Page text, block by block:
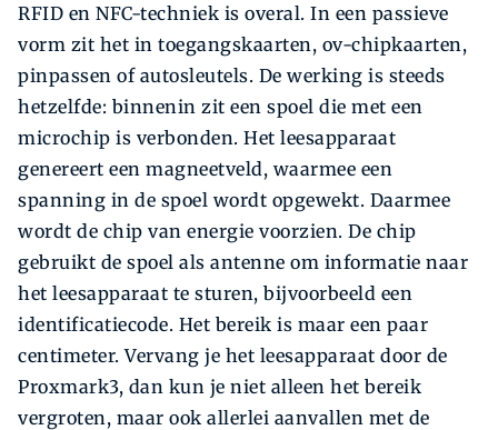
RFID en NFC-techniek is overal. In een passieve
vorm zit het in toegangskaarten, ov-chipkaarten,
pinpassen of autosleutels. De werking is steeds
hetzelfde: binnenin zit een spoel die met een
microchip is verbonden. Het leesapparaat
genereert een magneetveld, waarmee een
spanning in de spoel wordt opgewekt. Daarmee
wordt de chip van energie voorzien. De chip
gebruikt de spoel als antenne om informatie naar
het leesapparaat te sturen, bijvoorbeeld een
identificatiecode. Het bereik is maar een paar
centimeter. Vervang je het leesapparaat door de
Proxmark3, dan kun je niet alleen het bereik
vergroten, maar ook allerlei aanvallen met de